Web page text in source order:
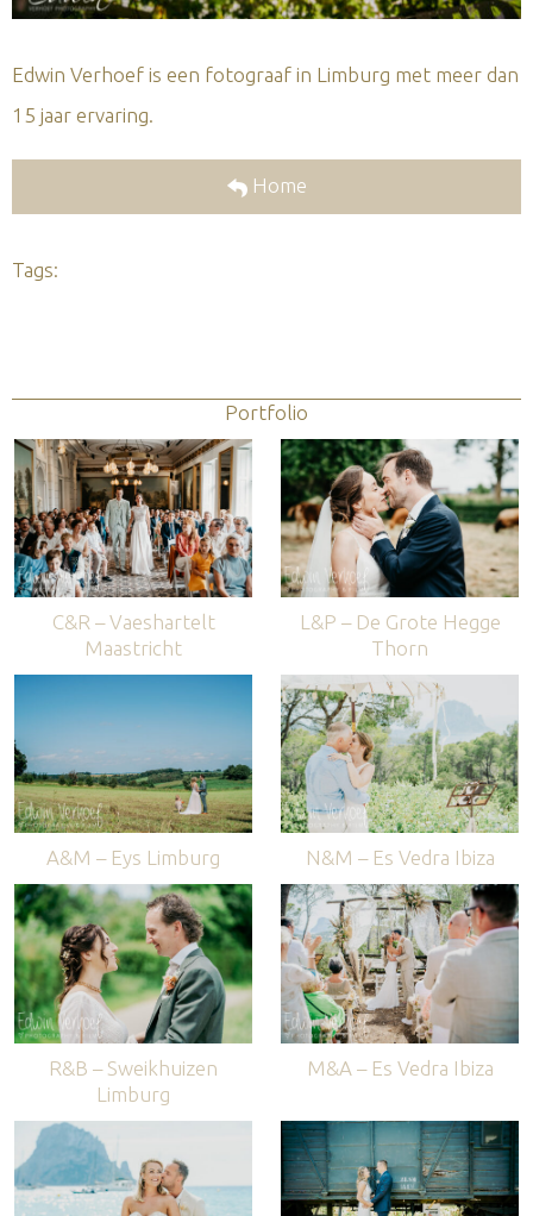
Edwin Verhoef is een fotograaf in Limburg met meer dan
15 jaar ervaring.
Home
Tags:
Portfolio
C&R – Vaeshartelt
Maastricht
L&P – De Grote Hegge
Thorn
A&M – Eys Limburg N&M – Es Vedra Ibiza
R&B – Sweikhuizen
Limburg
M&A – Es Vedra Ibiza